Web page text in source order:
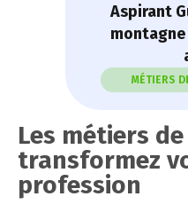
Aspirant
MÉTIERS
Les métiers
transformez
profession